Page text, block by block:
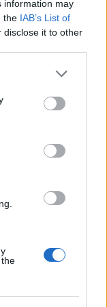
information may
the IAB’s List of
disclose it to other
om tijdig
dat de bond
voor Bosz. "Of je
zeggen: dit gaan
realiteit
te kijken.
binnen de
de
Buiten Zeist
de bond steeds